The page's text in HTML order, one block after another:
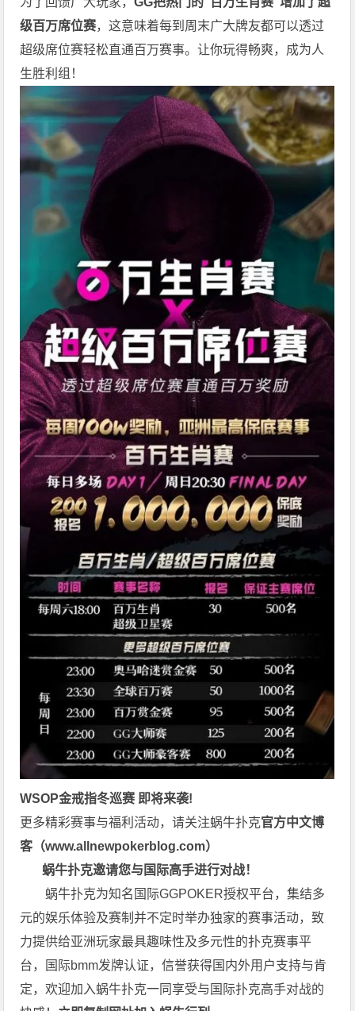
级百万席位赛，这意味着每到周末广大牌友都可以透过
超级席位赛轻松直通百万赛事。让你玩得畅爽，成为人
生胜利组！
WSOP金戒指冬巡赛即将来袭!
更多精彩赛事与福利活动，请关注蜗牛扑克官方中文博
客（www.allnewpokerblog.com）
蜗牛扑克邀请您与国际高手进行对战！
蜗牛扑克为知名国际GGPOKER授权平台，集结多
元的娱乐体验及赛制并不定时举办独家的赛事活动，致
力提供给亚洲玩家最具趣味性及多元性的扑克赛事平
台，国际bmm发牌认证，信誉获得国内外用户支持与肯
定，欢迎加入蜗牛扑克一同享受与国际扑克高手对战的